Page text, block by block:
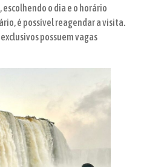
o dia e o horário
é possível reagendar a visita.
possuem vagas